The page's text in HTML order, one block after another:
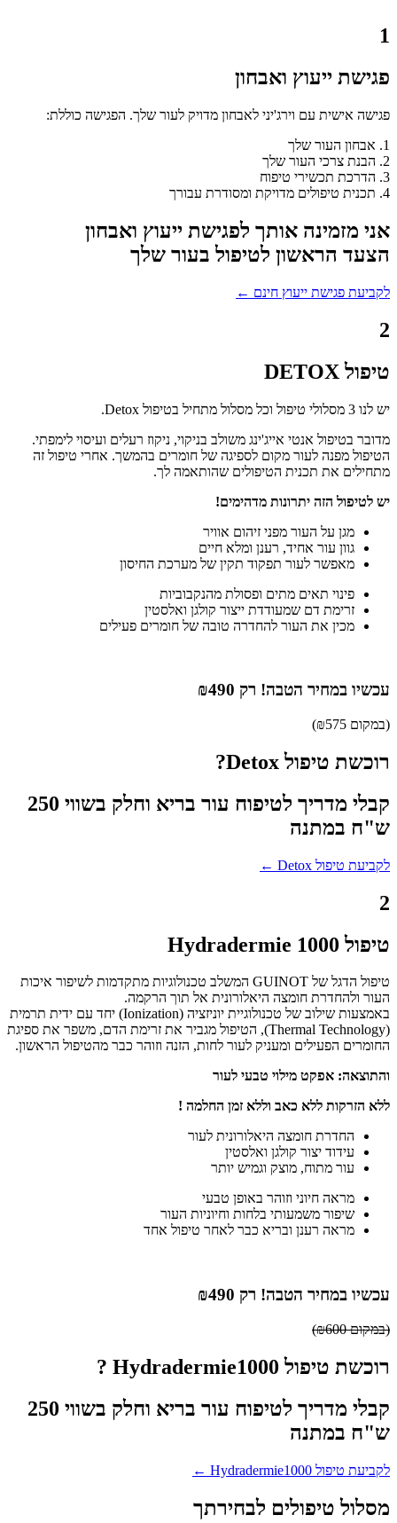
1
פגישת ייעוץ ואבחון
פגישה אישית עם וירג'יני לאבחון מדויק לעור שלך. הפגישה כוללת:
1. אבחון העור שלך
2. הבנת צרכי העור שלך
3. הדרכת תכשירי טיפוח
4. תכנית טיפולים מדויקת ומסודרת עבורך
אני מזמינה אותך לפגישת ייעוץ ואבחון
הצעד הראשון לטיפול בעור שלך
לקביעת פגישת ייעוץ חינם ←
2
טיפול DETOX
יש לנו 3 מסלולי טיפול וכל מסלול מתחיל בטיפול Detox.
מדובר בטיפול אנטי אייג'ינג משולב בניקוי, ניקוז רעלים ועיסוי לימפתי.
הטיפול מפנה לעור מקום לספיגה של חומרים בהמשך. אחרי טיפול זה
מתחילים את תכנית הטיפולים שהותאמה לך.
יש לטיפול הזה יתרונות מדהימים!
מגן על העור מפני זיהום אוויר
גוון עור אחיד, רענן ומלא חיים
מאפשר לעור תפקוד תקין של מערכת החיסון
פינוי תאים מתים ופסולת מהנקבוביות
זרימת דם שמעודדת ייצור קולגן ואלסטין
מכין את העור להחדרה טובה של חומרים פעילים
עכשיו במחיר הטבה! רק ₪490
(במקום ₪575)
רוכשת טיפול Detox?
קבלי מדריך לטיפוח עור בריא וחלק בשווי 250
ש"ח במתנה
לקביעת טיפול Detox ←
2
טיפול Hydradermie 1000
טיפול הדגל של GUINOT המשלב טכנולוגיות מתקדמות לשיפור איכות
העור ולהחדרת חומצה היאלורונית אל תוך הרקמה.
באמצעות שילוב של טכנולוגיית יוניזציה (Ionization) יחד עם ידית תרמית
(Thermal Technology), הטיפול מגביר את זרימת הדם, משפר את ספיגת
החומרים הפעילים ומעניק לעור לחות, הזנה וזוהר כבר מהטיפול הראשון.
והתוצאה: אפקט מילוי טבעי לעור
ללא הזרקות ללא כאב וללא זמן החלמה !
החדרת חומצה היאלורונית לעור
עידוד יצור קולגן ואלסטין
עור מתוח, מוצק וגמיש יותר
מראה חיוני וזוהר באופן טבעי
שיפור משמעותי בלחות וחיוניות העור
מראה רענן ובריא כבר לאחר טיפול אחד
עכשיו במחיר הטבה! רק ₪490
(במקום ₪600)
רוכשת טיפול Hydradermie1000 ?
קבלי מדריך לטיפוח עור בריא וחלק בשווי 250
ש"ח במתנה
לקביעת טיפול Hydradermie1000 ←
מסלול טיפולים לבחירתך